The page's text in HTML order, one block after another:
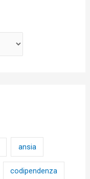
ansia
codipendenza